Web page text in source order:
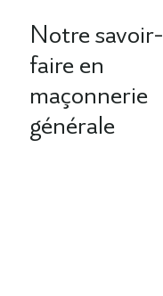
Notre savoir-
faire en
maçonnerie
générale